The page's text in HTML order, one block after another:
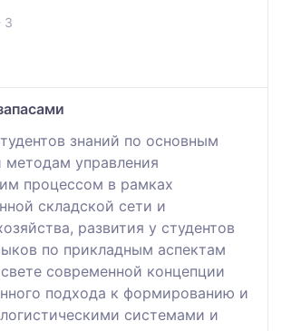
3
знаний по основным
методам управления
процессом в рамках
складской сети и
развития у студентов
по прикладным аспектам
современной концепции
подхода к формированию и
системами и